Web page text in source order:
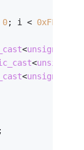
0; i < 0xFF
<unsigned
<unsigned
<unsigned